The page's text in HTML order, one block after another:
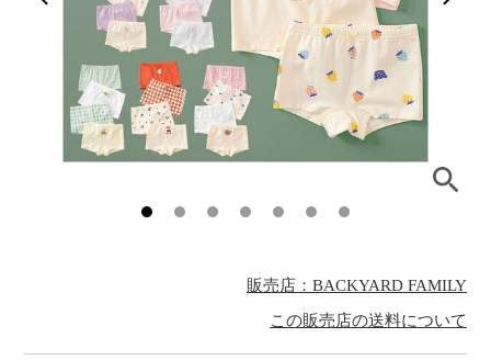
販売店：BACKYARD FAMILY
この販売店の送料について